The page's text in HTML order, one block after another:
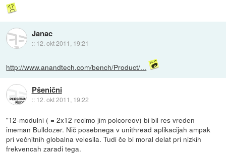
Janac
:: 12. okt 2011, 19:21
http://www.anandtech.com/bench/Product/...
Pšenični
:: 12. okt 2011, 19:22
"12-modulni ( = 2x12 recimo jim polcoreov) bi bil res vreden
imeman Bulldozer. Nič posebnega v unithread aplikacijah ampak
pri večnitnih globalna velesila. Tudi če bi moral delat pri nizkih
frekvencah zaradi tega.